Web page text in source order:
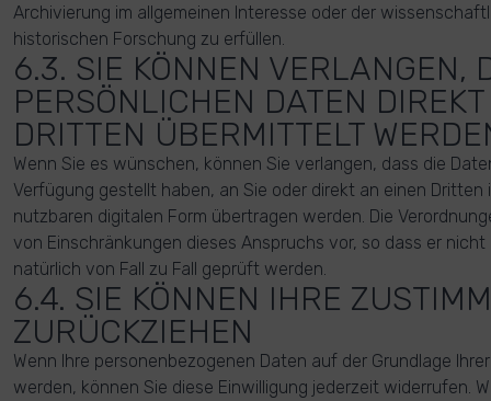
Archivierung im allgemeinen Interesse oder der
historischen Forschung zu erfüllen.
6.3. SIE KÖNNEN VERLANGEN,
PERSÖNLICHEN DATEN
DRITTEN ÜBERMITTELT
Wenn Sie es wünschen, können Sie verlangen, dass die
Verfügung gestellt haben, an Sie oder direkt an einen
nutzbaren digitalen Form übertragen werden. Die
von Einschränkungen dieses Anspruchs vor, so dass er nicht
natürlich von Fall zu Fall geprüft werden.
6.4. SIE KÖNNEN IHRE
ZURÜCKZIEHEN
Wenn Ihre personenbezogenen Daten auf der Grundlage
werden, können Sie diese Einwilligung jederzeit widerrufen.